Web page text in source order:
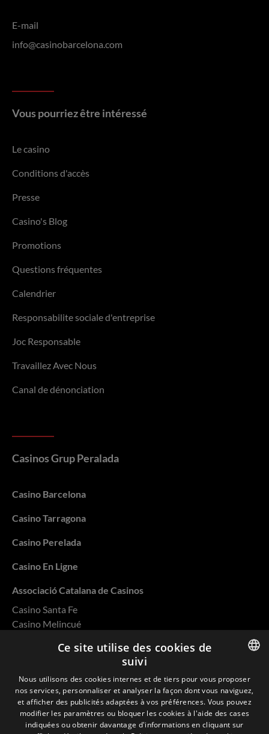
E-mail
info@casinobarcelona.com
Vous pourriez être intéressé
Le casino
Conditions d'accès
Presse
Casino's Blog
Promotions
Questions fréquentes
Calendrier
Responsabilite sociale d'entreprise
Joc Responsable
Travaillez Avec Nous
Canal de dénonciation
Casinos Grup Peralada
Casino Barcelona
Casino Tarragona
Casino Perelada
Casino En Ligne
Associació Catalana de Casinos
Casino Santa Fe
Casino Melincué
Casino Rivera
Politique de confidentialité
ENGLISH
SPANISH
CATALAN
Ce site utilise des cookies de
suivi
Nous utilisons des cookies internes et de tiers pour vous proposer
nos services, personnaliser et analyser la façon dont vous naviguez,
et afficher des publicités adaptées à vos préférences. Vous pouvez
modifier les paramètres ou bloquer les cookies à l'aide des cases
indiquées ou obtenir davantage d'informations en cliquant sur